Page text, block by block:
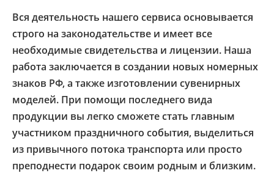
Вся деятельность нашего сервиса основывается
строго на законодательстве и имеет все
необходимые свидетельства и лицензии. Наша
работа заключается в создании новых номерных
знаков РФ, а также изготовлении сувенирных
моделей. При помощи последнего вида
продукции вы легко сможете стать главным
участником праздничного события, выделиться
из привычного потока транспорта или просто
преподнести подарок своим родным и близким.